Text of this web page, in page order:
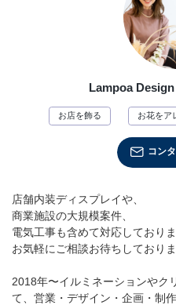
JDCA(ディスプレイスクール)
会社情報
採用情報
お問い合わせ
Lampoa
お店を飾る お花をア
コン
店舗内装ディスプレイや、
商業施設の大規模案件、
電気工事も含めて対応しておりま
お気軽にご相談お待ちしておりま
2018年〜イルミネーションやク
て、営業・デザイン・企画・制